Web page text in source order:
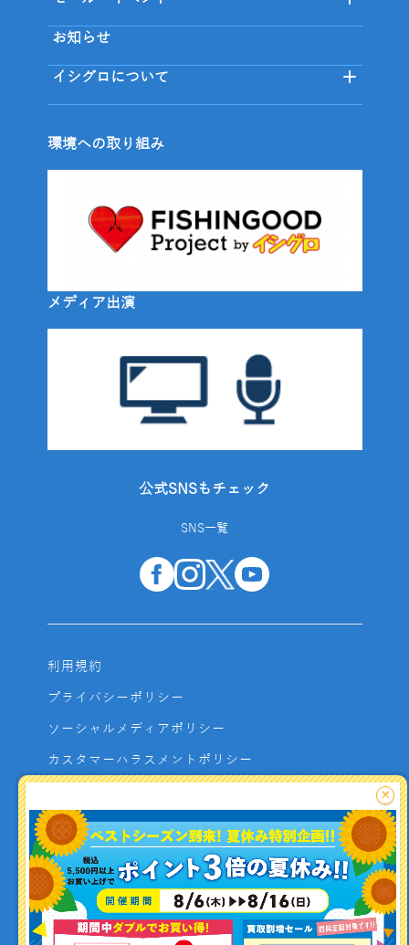
釣り情報を
お知らせ
イシグロについて
環境への取り組み
メディア出演
公式SNSもチェック
SNS一覧
利用規約
プライバシーポリシー
ソーシャルメディアポリシー
カスタマーハラスメントポリシー
よくあるご質問
お問い合わせ
利用者資金の保全方法
×